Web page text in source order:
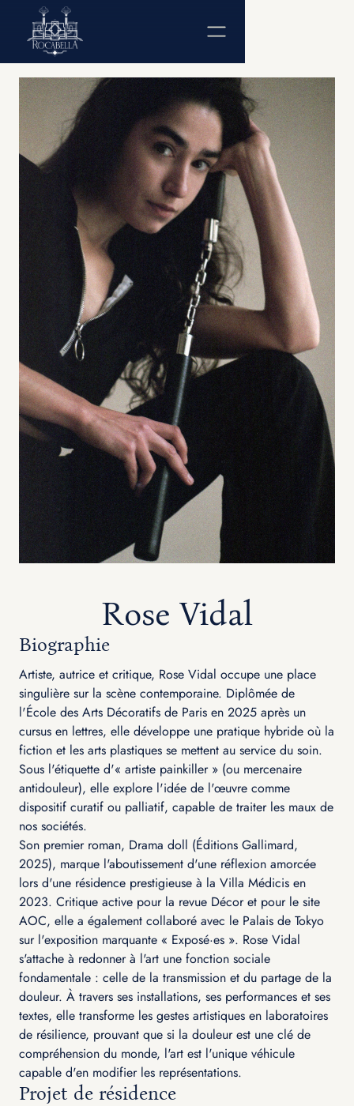
Rose Vidal
Biographie
Artiste, autrice et critique, Rose Vidal occupe une place
singulière sur la scène contemporaine. Diplômée de
l'École des Arts Décoratifs de Paris en 2025 après un
cursus en lettres, elle développe une pratique hybride où la
fiction et les arts plastiques se mettent au service du soin.
Sous l'étiquette d'« artiste painkiller » (ou mercenaire
antidouleur), elle explore l'idée de l'œuvre comme
dispositif curatif ou palliatif, capable de traiter les maux de
nos sociétés.
Son premier roman, Drama doll (Éditions Gallimard,
2025), marque l'aboutissement d'une réflexion amorcée
lors d'une résidence prestigieuse à la Villa Médicis en
2023. Critique active pour la revue Décor et pour le site
AOC, elle a également collaboré avec le Palais de Tokyo
sur l'exposition marquante « Exposé·es ». Rose Vidal
s'attache à redonner à l'art une fonction sociale
fondamentale : celle de la transmission et du partage de la
douleur. À travers ses installations, ses performances et ses
textes, elle transforme les gestes artistiques en laboratoires
de résilience, prouvant que si la douleur est une clé de
compréhension du monde, l'art est l'unique véhicule
capable d'en modifier les représentations.
Projet de résidence